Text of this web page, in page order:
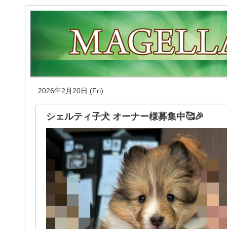
2026年2月20日 (Fri)
シェルティ子犬 オーナー様募集中🥰🎉